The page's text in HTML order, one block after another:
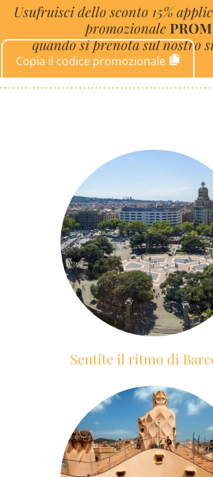
Usufruisci dello sconto 15%
promozionale
quando si prenota sul nostro
Copia il codice promozionale
Sentite il ritmo di